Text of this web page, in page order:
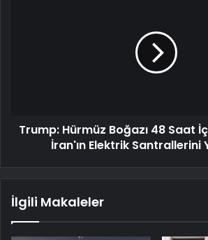
Trump: Hürmüz Boğazı 48 Saat
İran'ın Elektrik Santrallerini
İlgili Makaleler